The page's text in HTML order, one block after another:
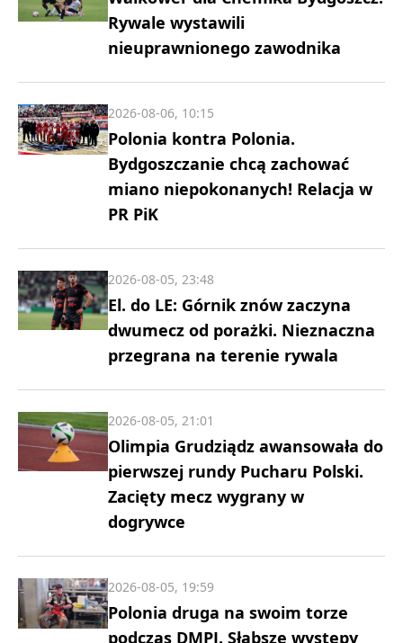
Rywale wystawili
nieuprawnionego zawodnika
Polonia kontra Polonia.
Bydgoszczanie chcą zachować
miano niepokonanych! Relacja w
PR PiK
2026-08-06, 10:15
El. do LE: Górnik znów zaczyna
dwumecz od porażki. Nieznaczna
przegrana na terenie rywala
2026-08-05, 23:48
Olimpia Grudziądz awansowała do
pierwszej rundy Pucharu Polski.
Zacięty mecz wygrany w
dogrywce
2026-08-05, 21:01
Polonia druga na swoim torze
podczas DMPJ. Słabsze występy
2026-08-05, 19:59